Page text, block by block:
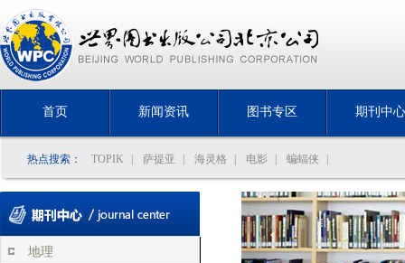
首页 新闻资讯 图书专区 期刊中心
热点搜索： TOPIK 萨提亚 海灵格 电影 蝙蝠侠
地理